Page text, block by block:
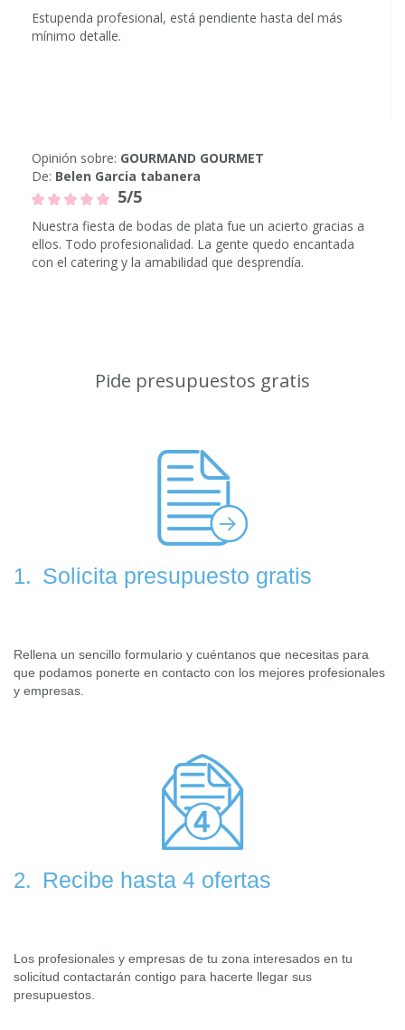
Estupenda profesional, está pendiente hasta del más
mínimo detalle.
Opinión sobre: GOURMAND GOURMET
De: Belen Garcia tabanera
5/5
Nuestra fiesta de bodas de plata fue un acierto gracias a
ellos. Todo profesionalidad. La gente quedo encantada
con el catering y la amabilidad que desprendía.
Pide presupuestos gratis
1. Solicita presupuesto gratis
Rellena un sencillo formulario y cuéntanos que necesitas para
que podamos ponerte en contacto con los mejores profesionales
y empresas.
2. Recibe hasta 4 ofertas
Los profesionales y empresas de tu zona interesados en tu
solicitud contactarán contigo para hacerte llegar sus
presupuestos.